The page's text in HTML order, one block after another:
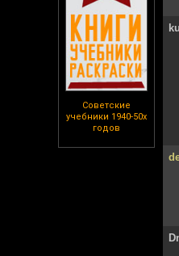
Советские
учебники 1940-50х
годов